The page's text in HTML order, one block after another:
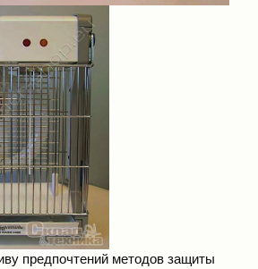
предпочтений методов защиты